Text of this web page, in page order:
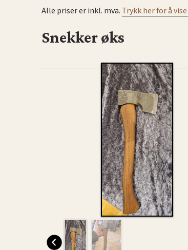
Alle priser er inkl. mva. Trykk her for å
Snekker øks